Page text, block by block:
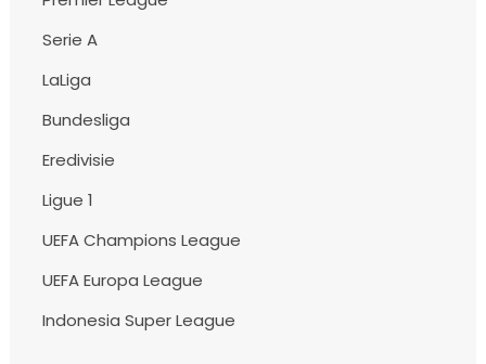
Serie A
LaLiga
Bundesliga
Eredivisie
Ligue 1
UEFA Champions League
UEFA Europa League
Indonesia Super League